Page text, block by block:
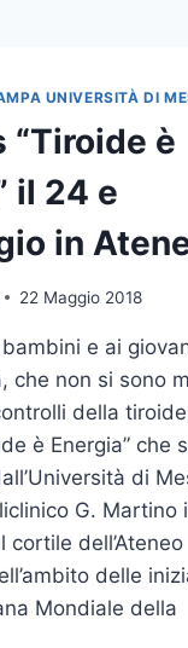
UNIVERSITÀ DI
“Tiroide è
il 24 e
in
22 Maggio 2018
e ai
che non si sono
della
è Energia” che
di
G. Martino
cortile dell’Ateneo
delle
Mondiale della